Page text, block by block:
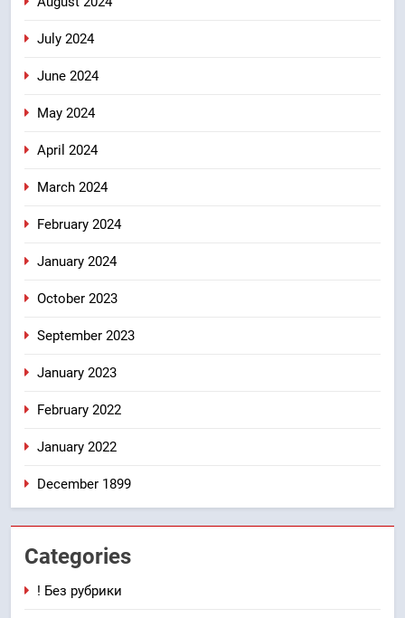
July 2024
June 2024
May 2024
April 2024
March 2024
February 2024
January 2024
October 2023
September 2023
January 2023
February 2022
January 2022
December 1899
Categories
! Без рубрики